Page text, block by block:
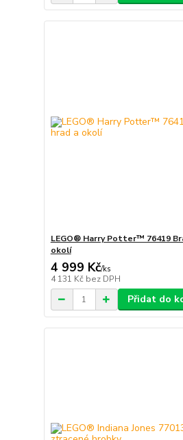
LEGO® Harry Potter™ 76419
okolí
4 999 Kč/ks
4 131 Kč bez DPH
Přidat do